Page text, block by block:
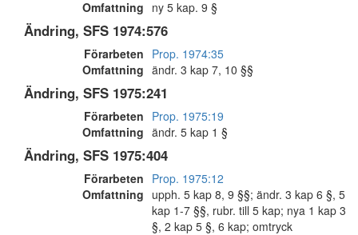
Omfattning ny 5 kap. 9 §
Ändring, SFS 1974:576
Förarbeten Prop. 1974:35
Omfattning ändr. 3 kap 7, 10 §§
Ändring, SFS 1975:241
Förarbeten Prop. 1975:19
Omfattning ändr. 5 kap 1 §
Ändring, SFS 1975:404
Förarbeten Prop. 1975:12
Omfattning upph. 5 kap 8, 9 §§; ändr. 3 kap 6 §, 5
kap 1-7 §§, rubr. till 5 kap; nya 1 kap 3
§, 2 kap 5 §, 6 kap; omtryck